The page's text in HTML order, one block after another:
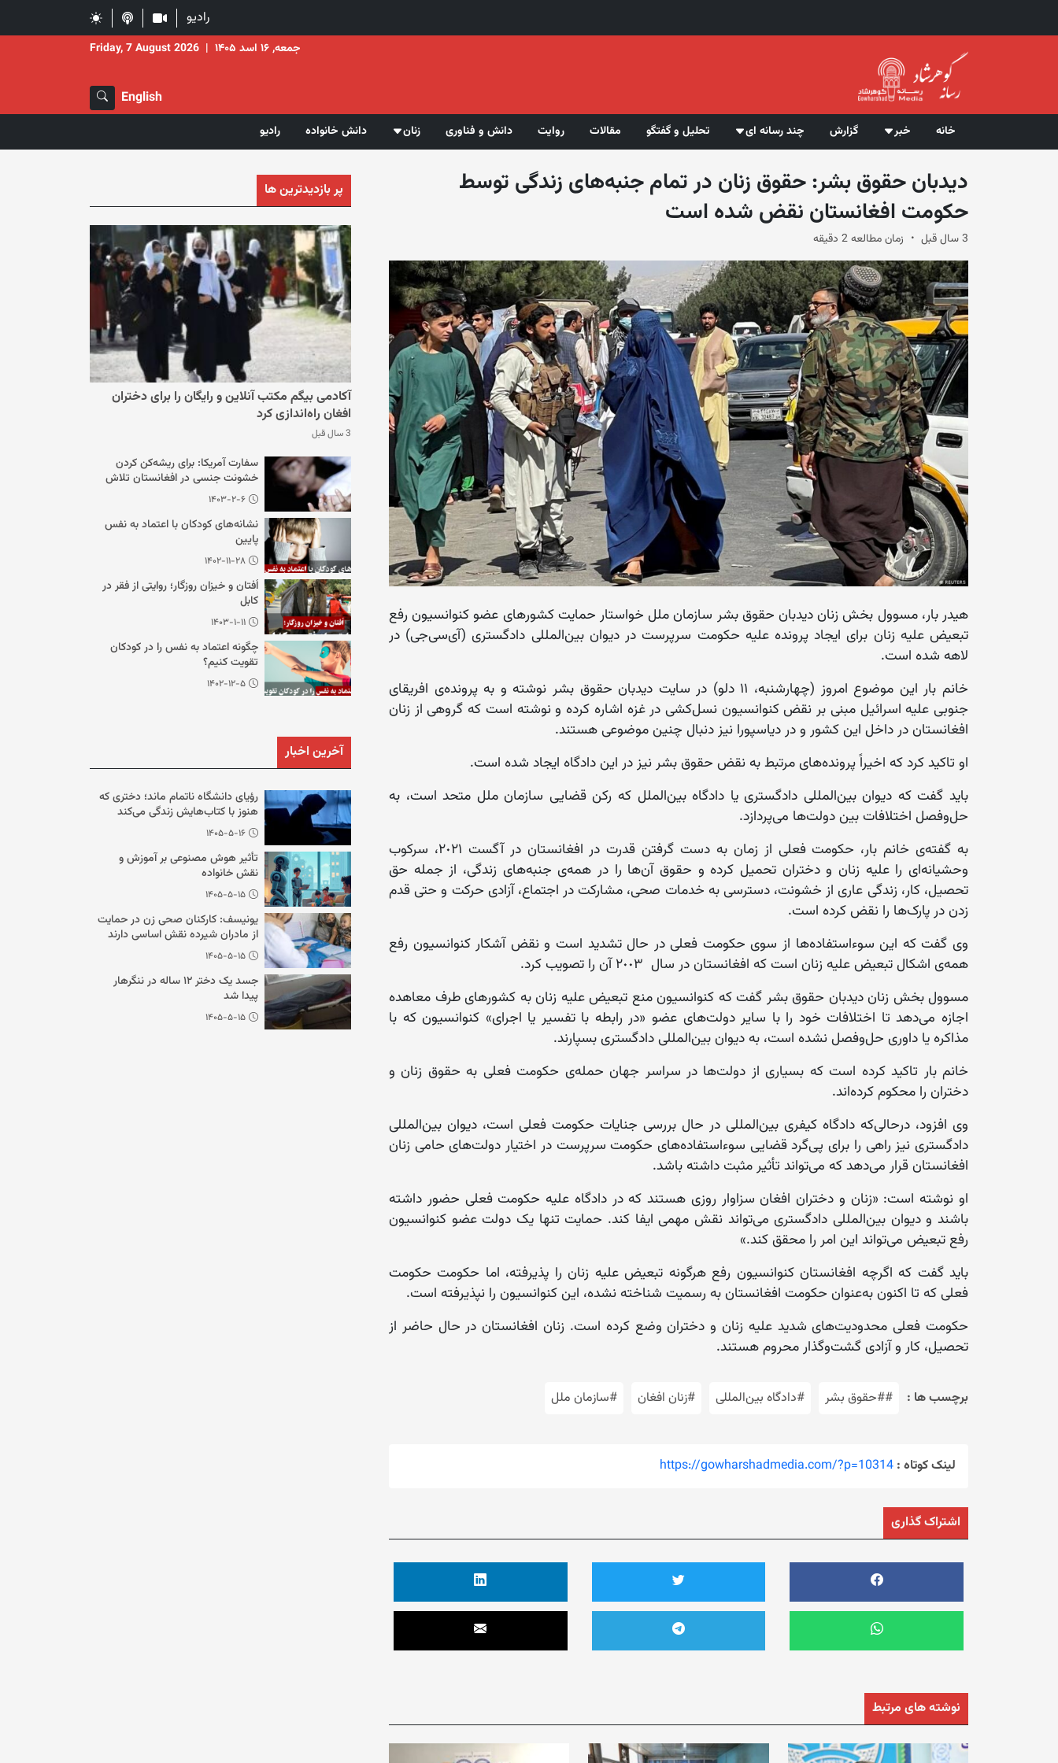
رادیو
جمعه, ۱۶ اسد ۱۴۰۵ |
Friday, 7 August 2026
English
خانه خبر گزارش چند رسانه ای تحلیل و گفتگو مقالات روایت دانش و فناوری زنان دانش خانواده رادیو
دیدبان حقوق بشر: حقوق زنان در تمام جنبه‌های زندگی توسط
حکومت افغانستان نقض شده است
3 سال قبل زمان مطالعه 2 دقیقه
هیدر بار، مسوول بخش زنان دیدبان حقوق بشر سازمان ملل خواستار حمایت کشورهای عضو کنوانسیون رفع
تبعیض علیه زنان برای ایجاد پرونده علیه حکومت سرپرست در دیوان بین‌المللی دادگستری (آی‌سی‌جی) در
لاهه شده است.
خانم بار این موضوع امروز (چهارشنبه، ۱۱ دلو) در سایت دیدبان حقوق بشر نوشته و به پرونده‌ی افریقای
جنوبی علیه اسرائیل مبنی بر نقض کنوانسیون نسل‌کشی در غزه اشاره کرده و نوشته است که گروهی از زنان
افغانستان در داخل این کشور و در دیاسپورا نیز دنبال چنین موضوعی هستند.
او تاکید کرد که اخیراً پرونده‌های مرتبط به نقض حقوق بشر نیز در این دادگاه ایجاد شده است.
باید گفت که دیوان بین‌المللی دادگستری یا دادگاه بین‌الملل که رکن قضایی سازمان ملل متحد است، به
حل‌وفصل اختلافات بین دولت‌ها می‌پردازد.
به گفته‌ی خانم بار، حکومت فعلی از زمان به دست گرفتن قدرت در افغانستان در آگست ٢٠٢١، سرکوب
وحشیانه‌ای را علیه زنان و دختران تحمیل کرده و حقوق آن‌ها را در همه‌ی جنبه‌های زندگی، از جمله حق
تحصیل، کار، زندگی عاری از خشونت، دسترسی به خدمات صحی، مشارکت در اجتماع، آزادی حرکت و حتی قدم
زدن در پارک‌ها را نقض کرده است.
وی گفت که این سوء‌استفاده‌ها از سوی حکومت فعلی در حال تشدید است و نقض آشکار کنوانسیون رفع
همه‌ی اشکال تبعیض علیه زنان است که افغانستان در سال ٢٠٠٣ آن را تصویب کرد.
مسوول بخش زنان دیدبان حقوق بشر گفت که کنوانسیون منع تبعیض علیه زنان به کشورهای طرف معاهده
اجازه می‌دهد تا اختلافات خود را با سایر دولت‌های عضو «در رابطه با تفسیر یا اجرای» کنوانسیون که با
مذاکره یا داوری حل‌وفصل نشده است، به دیوان بین‌المللی دادگستری بسپارند.
خانم بار تاکید کرده است که بسیاری از دولت‌ها در سراسر جهان حمله‌ی حکومت فعلی به حقوق زنان و
دختران را محکوم کرده‌اند.
وی افزود، درحالی‌که دادگاه کیفری بین‌المللی در حال بررسی جنایات حکومت فعلی است، دیوان بین‌المللی
دادگستری نیز راهی را برای پی‌گرد قضایی سوءاستفاده‌های حکومت سرپرست در اختیار دولت‌های حامی زنان
افغانستان قرار می‌دهد که می‌تواند تأثیر مثبت داشته باشد.
او نوشته است: «زنان و دختران افغان سزاوار روزی هستند که در دادگاه علیه حکومت فعلی حضور داشته
باشند و دیوان بین‌المللی دادگستری می‌تواند نقش مهمی ایفا کند. حمایت تنها یک دولت عضو کنوانسیون
رفع تبعیض می‌تواند این امر را محقق کند.»
باید گفت که اگرچه افغانستان کنوانسیون رفع هرگونه تبعیض علیه زنان را پذیرفته، اما حکومت حکومت
فعلی که تا اکنون به‌عنوان حکومت افغانستان به رسمیت شناخته نشده، این کنوانسیون را نپذیرفته است.
حکومت فعلی محدودیت‌های شدید علیه زنان و دختران وضع کرده‌ است. زنان افغانستان در حال حاضر از
تحصیل، کار و آزادی گشت‌وگذار محروم هستند.
برچسب ها : ##حقوق بشر #دادگاه بین‌المللی #زنان افغان #سازمان ملل
لینک کوتاه : https://gowharshadmedia.com/?p=10314
اشتراک گذاری
نوشته های مرتبط
پر بازدیدترین ها
آکادمی بیگم مکتب آنلاین و رایگان را برای دختران
افغان راه‌اندازی کرد
3 سال قبل
سفارت آمریکا: برای ریشه‌کن کردن
خشونت جنسی در افغانستان تلاش
می‌کنیم
۱۴۰۳-۲-۶
نشانه‌های کودکان با اعتماد به نفس
پایین
۱۴۰۲-۱۱-۲۸
اُفتان و خیزان روزگار؛ روایتی از فقر در
کابل
۱۴۰۳-۱-۱۱
چگونه اعتماد به نفس را در کودکان
تقویت کنیم؟
۱۴۰۲-۱۲-۵
آخرین اخبار
رؤیای دانشگاه ناتمام ماند؛ دختری که
هنوز با کتاب‌هایش زندگی می‌کند
۱۴۰۵-۵-۱۶
تأثیر هوش مصنوعی بر آموزش و
نقش خانواده
۱۴۰۵-۵-۱۵
یونیسف: کارکنان صحی زن در حمایت
از مادران شیرده نقش اساسی دارند
۱۴۰۵-۵-۱۵
جسد یک دختر ۱۲ ساله در ننگرهار
پیدا شد
۱۴۰۵-۵-۱۵